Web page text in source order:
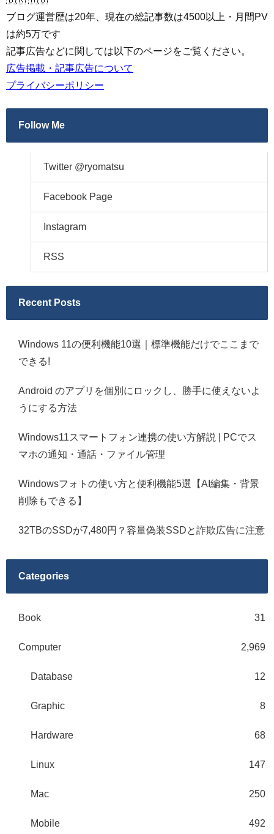
ブログ運営歴は20年、現在の総記事数は4500以上・月間PV
は約5万です
記事広告などに関しては以下のページをご覧ください。
広告掲載・記事広告について
プライバシーポリシー
Follow Me
Twitter @ryomatsu
Facebook Page
Instagram
RSS
Recent Posts
Windows 11の便利機能10選｜標準機能だけでここまで
できる!
Android のアプリを個別にロックし、勝手に使えないよ
うにする方法
Windows11スマートフォン連携の使い方解説 | PCでス
マホの通知・通話・ファイル管理
Windowsフォトの使い方と便利機能5選【AI編集・背景
削除もできる】
32TBのSSDが7,480円？容量偽装SSDと詐欺広告に注意
Categories
Book 31
Computer 2,969
Database 12
Graphic 8
Hardware 68
Linux 147
Mac 250
Mobile 492